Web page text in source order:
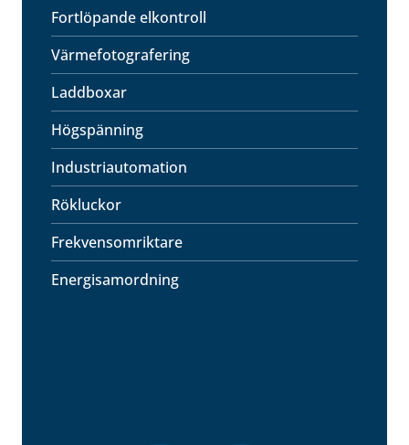
Fortlöpande elkontroll
Värmefotografering
Laddboxar
Högspänning
Industriautomation
Rökluckor
Frekvensomriktare
Energisamordning